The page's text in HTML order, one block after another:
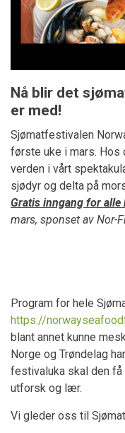
Nå blir det
er med!
Sjømatfestivalen
første uke i mars. Hos
verden i vårt
sjødyr og delta på
Gratis inngang for alle
mars, sponset av Nor-
Program for hele
https://
blant annet kunne
Norge og Trøndelag
festivaluka skal den få
utforsk og lær.
Vi gleder oss til